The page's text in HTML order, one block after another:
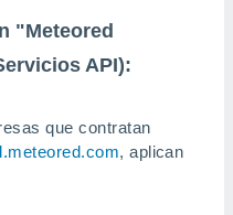
"Meteored
API):
que contratan
, aplican